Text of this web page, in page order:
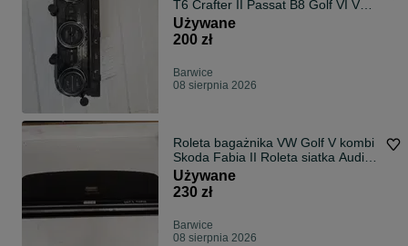
T6 Crafter II Passat B8 Golf VI Vw
Touareg 7L
Używane
200 zł
Barwice
08 sierpnia 2026
Roleta bagażnika VW Golf V kombi
Skoda Fabia II Roleta siatka Audi
A4B7 Vw Passat B6
Używane
230 zł
Barwice
08 sierpnia 2026